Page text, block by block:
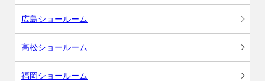
広島ショールーム
高松ショールーム
福岡ショールーム